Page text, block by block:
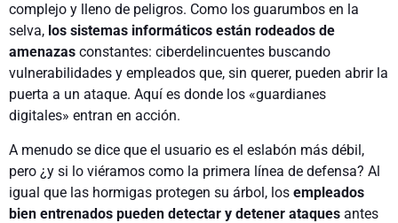
complejo y lleno de peligros. Como los guarumbos en la
selva, los sistemas informáticos están rodeados de
amenazas constantes: ciberdelincuentes buscando
vulnerabilidades y empleados que, sin querer, pueden abrir la
puerta a un ataque. Aquí es donde los «guardianes
digitales» entran en acción.
A menudo se dice que el usuario es el eslabón más débil,
pero ¿y si lo viéramos como la primera línea de defensa? Al
igual que las hormigas protegen su árbol, los empleados
bien entrenados pueden detectar y detener ataques antes